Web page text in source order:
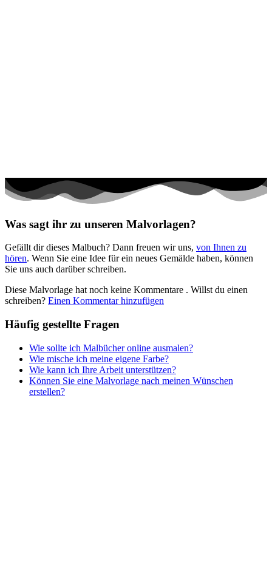
Valentinstag und Liebe
Nezaradené
Unkategorisiert
Was sagt ihr zu unseren Malvorlagen?
Gefällt dir dieses Malbuch? Dann freuen wir uns, von Ihnen zu
hören. Wenn Sie eine Idee für ein neues Gemälde haben, können
Sie uns auch darüber schreiben.
Diese Malvorlage hat noch keine Kommentare . Willst du einen
schreiben? Einen Kommentar hinzufügen
Häufig gestellte Fragen
Wie sollte ich Malbücher online ausmalen?
Wie mische ich meine eigene Farbe?
Wie kann ich Ihre Arbeit unterstützen?
Können Sie eine Malvorlage nach meinen Wünschen
erstellen?